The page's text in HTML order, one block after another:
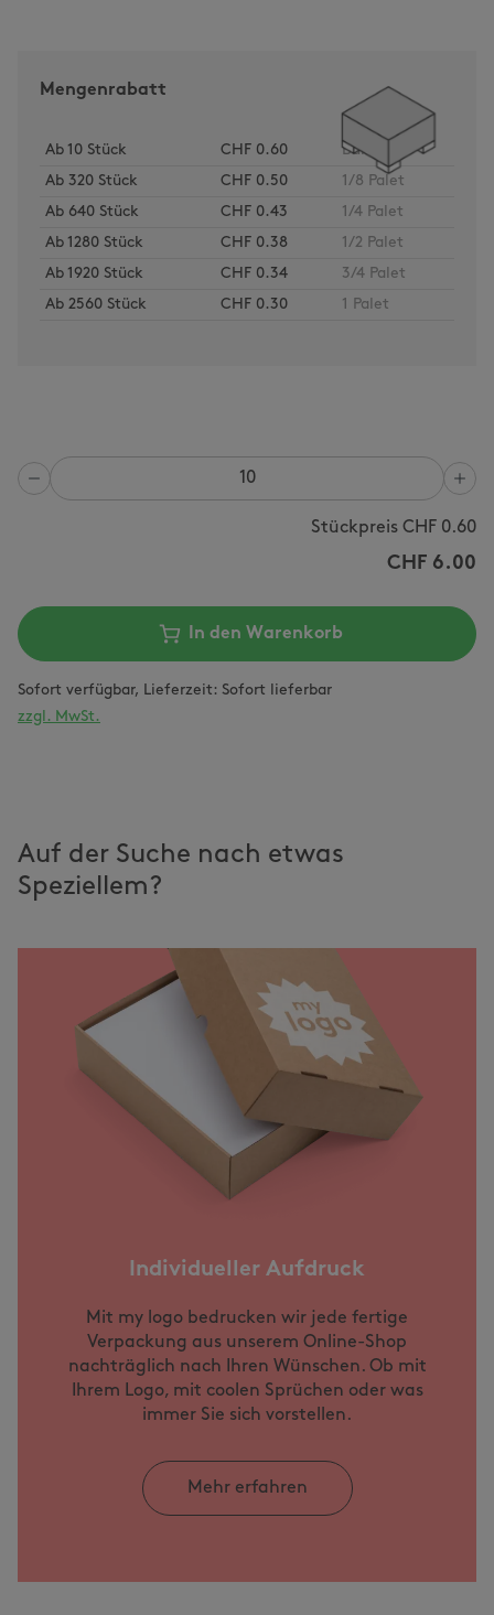
Mengenrabatt
Ab 10 Stück CHF 0.60
Bund
Ab 320 Stück CHF 0.50
1/8 Palet
Ab 640 Stück CHF 0.43
1/4 Palet
Ab 1280 Stück CHF 0.38
1/2 Palet
Ab 1920 Stück CHF 0.34
3/4 Palet
Ab 2560 Stück CHF 0.30 1 Palet
Anzahl
Stückpreis CHF 0.60
CHF 6.00
In den Warenkorb
Sofort verfügbar, Lieferzeit: Sofort lieferbar
zzgl. MwSt.
Auf der Suche nach etwas
Speziellem?
Individueller Aufdruck
Mit my logo bedrucken wir jede fertige
Verpackung aus unserem Online-Shop
nachträglich nach Ihren Wünschen. Ob mit
Ihrem Logo, mit coolen Sprüchen oder was
immer Sie sich vorstellen.
Mehr erfahren